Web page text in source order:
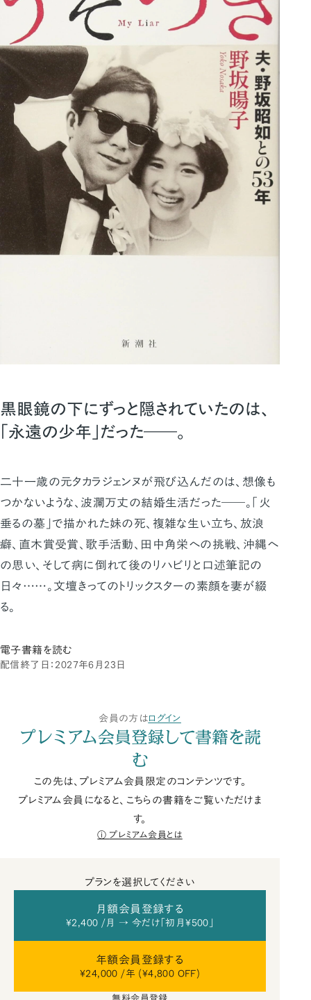
黒眼鏡の下にずっと隠されていたのは、
「永遠の少年」だった――。
二十一歳の元タカラジェンヌが飛び込んだのは、想像も
つかないような、波瀾万丈の結婚生活だった――。「火
垂るの墓」で描かれた妹の死、複雑な生い立ち、放浪
癖、直木賞受賞、歌手活動、田中角栄への挑戦、沖縄へ
の思い、そして病に倒れて後のリハビリと口述筆記の
日々……。文壇きってのトリックスターの素顔を妻が綴
る。
電子書籍を読む
配信終了日：2027年6月23日
会員の方はログイン
プレミアム会員登録して書籍を読
む
この先は、プレミアム会員限定のコンテンツです。
プレミアム会員になると、こちらの書籍をご覧いただけま
す。
プレミアム会員とは
プランを選択してください
月額会員登録する
¥2,400 /月 → 今だけ「初月¥500」
年額会員登録する
¥24,000 /年 (¥4,800 OFF)